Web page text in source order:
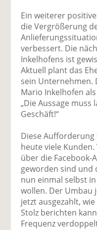
Ein weiterer
die Vergrößerung
verbessert. Die
Inkelhofens ist
Aktuell plant das
sein Unternehmen.
Mario Inkelhofen
„Die Aussage
Geschäft!“
Diese
heute viele
über die Facebook-
geworden sind und
nun einmal selbst
wollen. Der Umbau
jetzt ausgezahlt,
Stolz berichten
Frequenz